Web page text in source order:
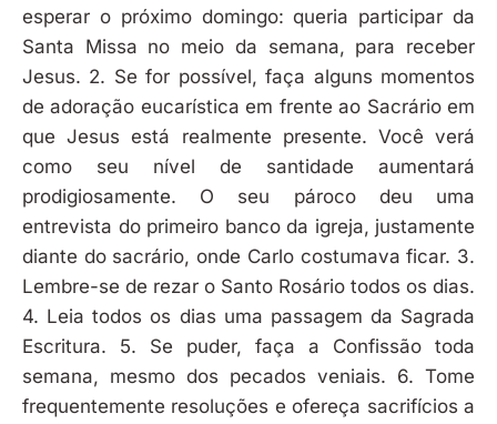
esperar o próximo domingo: queria participar da
Santa Missa no meio da semana, para receber
Jesus. 2. Se for possível, faça alguns momentos
de adoração eucarística em frente ao Sacrário em
que Jesus está realmente presente. Você verá
como seu nível de santidade aumentará
prodigiosamente. O seu pároco deu uma
entrevista do primeiro banco da igreja, justamente
diante do sacrário, onde Carlo costumava ficar. 3.
Lembre-se de rezar o Santo Rosário todos os dias.
4. Leia todos os dias uma passagem da Sagrada
Escritura. 5. Se puder, faça a Confissão toda
semana, mesmo dos pecados veniais. 6. Tome
frequentemente resoluções e ofereça sacrifícios a